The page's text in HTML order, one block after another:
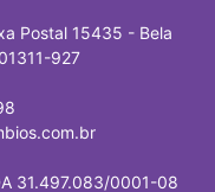
Postal 15435 - Bela
927
31.497.083/0001-08